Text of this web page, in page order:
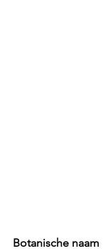
Botanische naam